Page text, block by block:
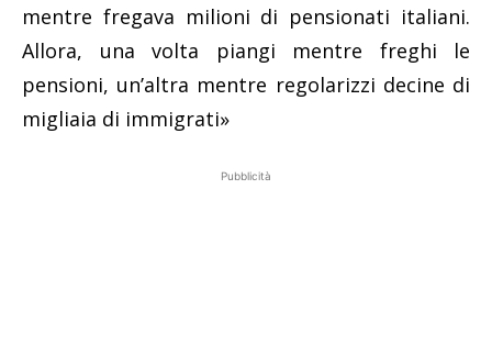
mentre fregava milioni di pensionati italiani.
Allora, una volta piangi mentre freghi le
pensioni, un’altra mentre regolarizzi decine di
migliaia di immigrati»
Pubblicità